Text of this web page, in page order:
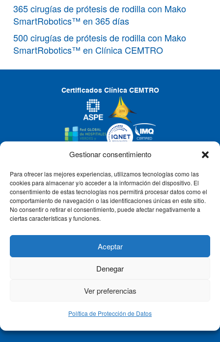
Gestionar consentimiento
Para ofrecer las mejores experiencias, utilizamos tecnologías como las
cookies para almacenar y/o acceder a la información del dispositivo. El
consentimiento de estas tecnologías nos permitirá procesar datos como el
comportamiento de navegación o las identificaciones únicas en este sitio.
No consentir o retirar el consentimiento, puede afectar negativamente a
ciertas características y funciones.
Aceptar
Denegar
Ver preferencias
Política de Protección de Datos
365 cirugías de prótesis de rodilla con Mako
SmartRobotics™ en 365 días
500 cirugías de prótesis de rodilla con Mako
SmartRobotics™ en Clínica CEMTRO
Certificados Clínica CEMTRO
CLÍNICA CEMTRO
QUIÉNES SOMOS